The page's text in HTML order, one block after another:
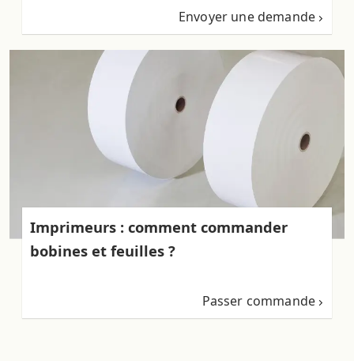
Envoyer une demande
Imprimeurs : comment commander
bobines et feuilles ?
Passer commande